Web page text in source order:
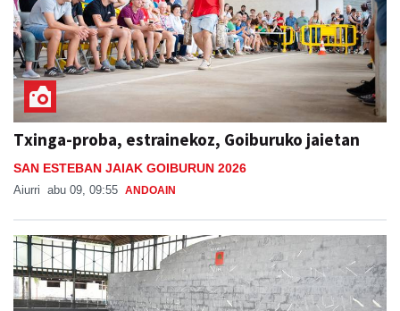
Txinga-proba, estrainekoz, Goiburuko jaietan
SAN ESTEBAN JAIAK GOIBURUN 2026
Aiurri abu 09, 09:55 ANDOAIN